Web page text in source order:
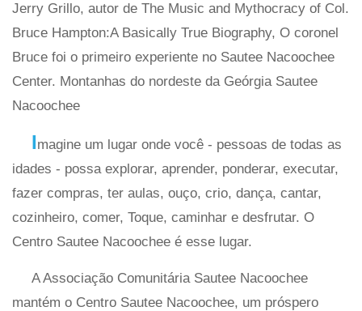
Jerry Grillo, autor de The Music and Mythocracy of Col.
Bruce Hampton:A Basically True Biography, O coronel
Bruce foi o primeiro experiente no Sautee Nacoochee
Center. Montanhas do nordeste da Geórgia Sautee
Nacoochee
Imagine um lugar onde você - pessoas de todas as
idades - possa explorar, aprender, ponderar, executar,
fazer compras, ter aulas, ouço, crio, dança, cantar,
cozinheiro, comer, Toque, caminhar e desfrutar. O
Centro Sautee Nacoochee é esse lugar.
A Associação Comunitária Sautee Nacoochee
mantém o Centro Sautee Nacoochee, um próspero